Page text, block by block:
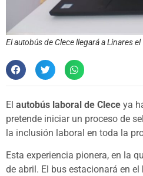
El autobús de Clece llegará a Linares el
El autobús laboral de Clece ya
pretende iniciar un proceso de
la inclusión laboral en toda la
Esta experiencia pionera, en la
de abril. El bus estacionará en el